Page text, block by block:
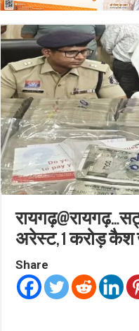
अरेस्ट,1 करोड़ कैश
Share